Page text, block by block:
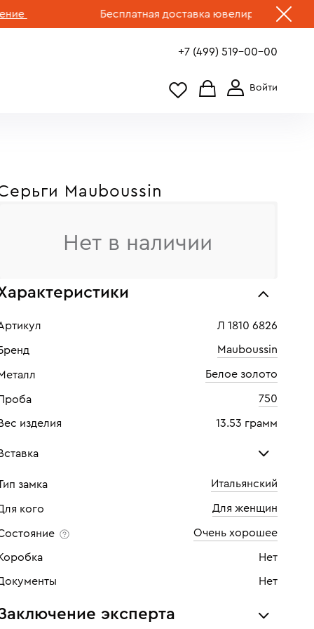
Бесплатная доставка ювелирных изделий по
+7 (499) 519-00-00
Mauboussin
Нет в наличии
Л 1810 6826
Mauboussin
Белое золото
750
изделия 13.53 грамм
Бриллиант
34 шт
замка Итальянский
кого Для женщин
Очень хорошее
Коробка Нет
Нет
эксперта